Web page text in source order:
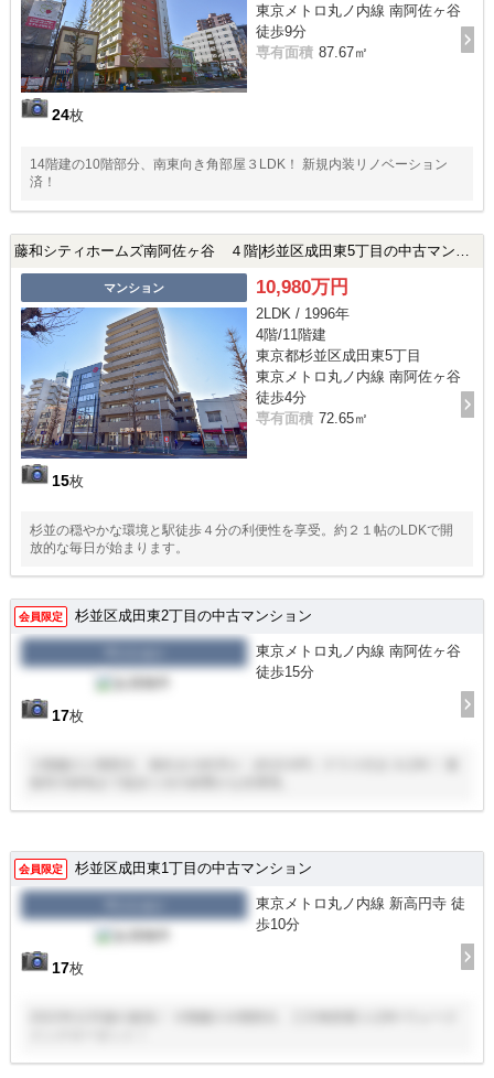
24枚
東京メトロ丸ノ内線 南阿佐ヶ谷
徒歩9分
専有面積 87.67㎡
14階建の10階部分、南東向き角部屋３LDK！ 新規内装リノベーション
済！
マンション
15枚
10,980万円
2LDK / 1996年
4階/11階建
東京都杉並区成田東5丁目
東京メトロ丸ノ内線 南阿佐ヶ谷
徒歩4分
専有面積 72.65㎡
杉並の穏やかな環境と駅徒歩４分の利便性を享受。約２１帖のLDKで開
放的な毎日が始まります。
会員限定 杉並区成田東2丁目の中古マンション
17枚
東京メトロ丸ノ内線 南阿佐ヶ谷
徒歩15分
会員限定 杉並区成田東1丁目の中古マンション
17枚
東京メトロ丸ノ内線 新高円寺 徒
歩10分